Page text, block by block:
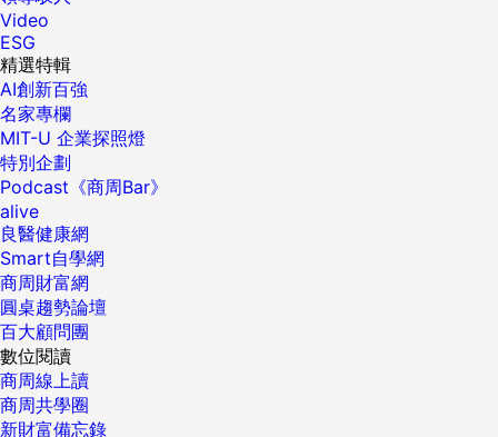
Video
ESG
精選特輯
AI創新百強
名家專欄
MIT-U 企業探照燈
特別企劃
Podcast《商周Bar》
alive
良醫健康網
Smart自學網
商周財富網
圓桌趨勢論壇
百大顧問團
數位閱讀
商周線上讀
商周共學圈
新財富備忘錄